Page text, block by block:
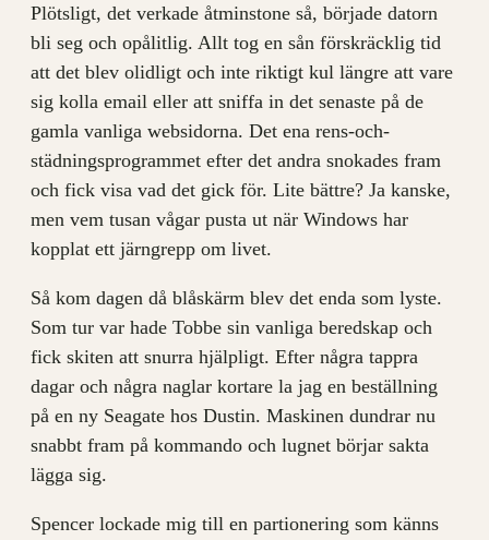
Plötsligt, det verkade åtminstone så, började datorn
bli seg och opålitlig. Allt tog en sån förskräcklig tid
att det blev olidligt och inte riktigt kul längre att vare
sig kolla email eller att sniffa in det senaste på de
gamla vanliga websidorna. Det ena rens-och-
städningsprogrammet efter det andra snokades fram
och fick visa vad det gick för. Lite bättre? Ja kanske,
men vem tusan vågar pusta ut när Windows har
kopplat ett järngrepp om livet.
Så kom dagen då blåskärm blev det enda som lyste.
Som tur var hade Tobbe sin vanliga beredskap och
fick skiten att snurra hjälpligt. Efter några tappra
dagar och några naglar kortare la jag en beställning
på en ny Seagate hos Dustin. Maskinen dundrar nu
snabbt fram på kommando och lugnet börjar sakta
lägga sig.
Spencer lockade mig till en partionering som känns